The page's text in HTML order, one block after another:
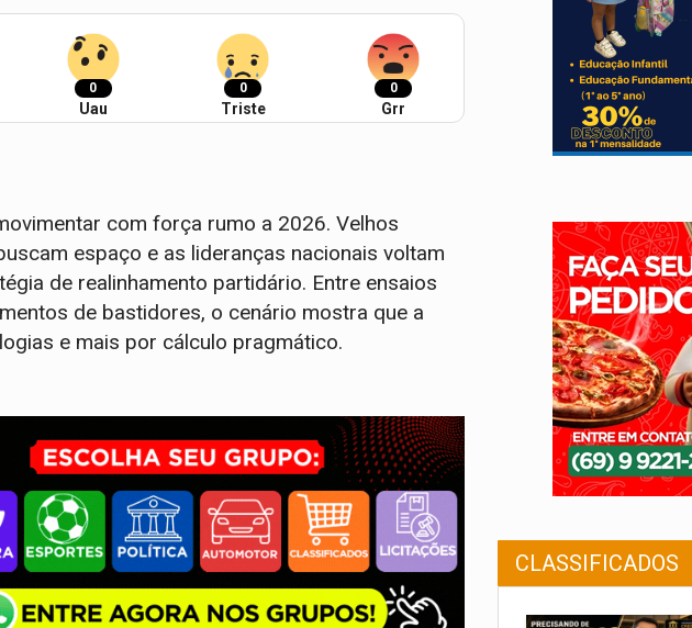
0
Uau
0
Triste
0
Grr
com força rumo a 2026. Velhos
espaço e as lideranças nacionais voltam
de realinhamento partidário. Entre ensaios
de bastidores, o cenário mostra que a
e mais por cálculo pragmático.
CLASSIFICADOS